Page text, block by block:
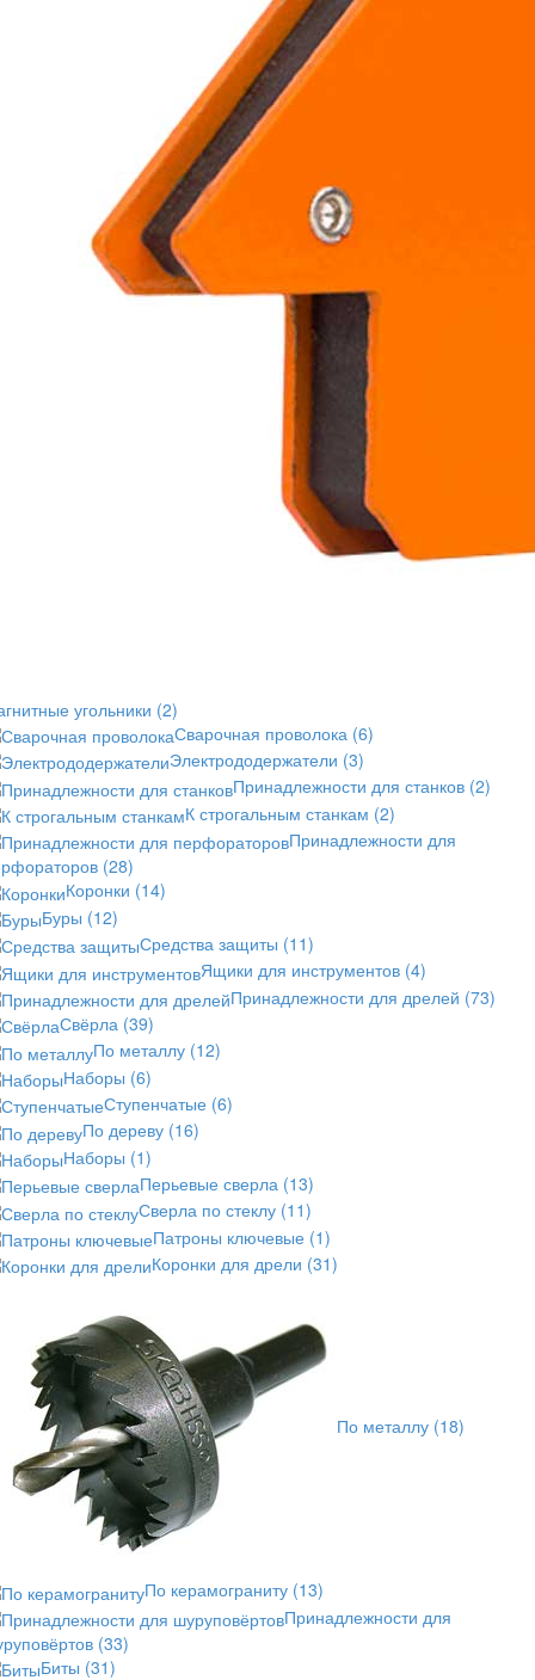
угольники (2)
Сварочная проволока (6)
Электрододержатели (3)
Принадлежности для станков (2)
К строгальным станкам (2)
Принадлежности для
(28)
Коронки (14)
Буры (12)
Средства защиты (11)
Ящики для инструментов (4)
Принадлежности для дрелей (73)
Свёрла (39)
По металлу (12)
Наборы (6)
Ступенчатые (6)
По дереву (16)
Наборы (1)
Перьевые сверла (13)
Сверла по стеклу (11)
Патроны ключевые (1)
Коронки для дрели (31)
По металлу (18)
По керамограниту (13)
Принадлежности для
(33)
Биты (31)